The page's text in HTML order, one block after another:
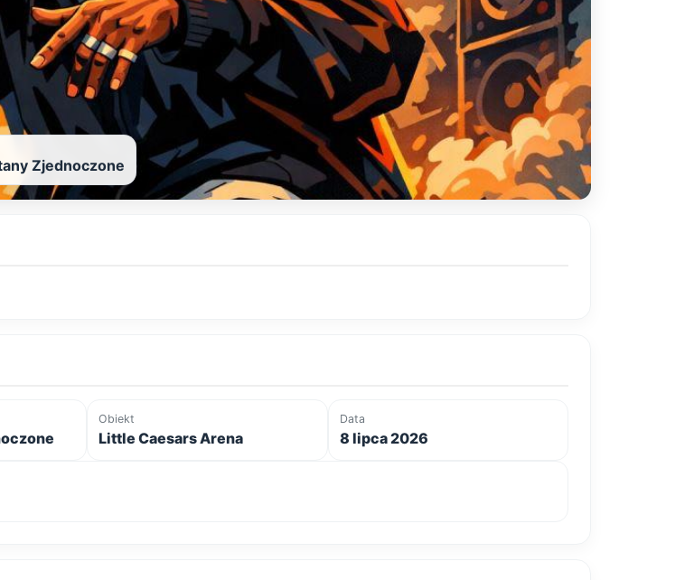
Zjednoczone
Obiekt
Little Caesars Arena
Data
8 lipca 2026